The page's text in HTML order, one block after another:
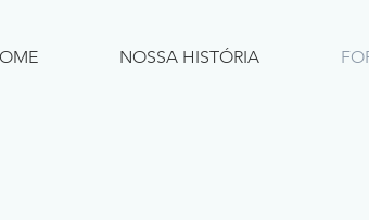
NOSSA HISTÓRIA